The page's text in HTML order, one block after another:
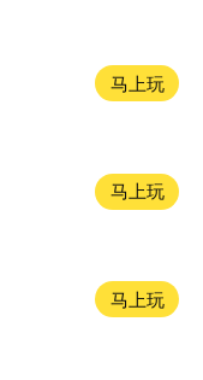
马上玩
马上玩
马上玩